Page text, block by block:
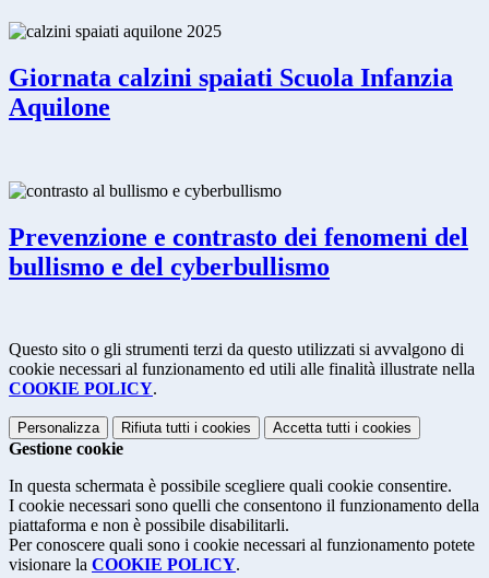
Giornata calzini spaiati Scuola Infanzia
Aquilone
Prevenzione e contrasto dei fenomeni del
bullismo e del cyberbullismo
Questo sito o gli strumenti terzi da questo utilizzati si avvalgono di
cookie necessari al funzionamento ed utili alle finalità illustrate nella
COOKIE POLICY.
Personalizza Rifiuta tutti i cookies Accetta tutti i cookies
Gestione cookie
In questa schermata è possibile scegliere quali cookie consentire.
I cookie necessari sono quelli che consentono il funzionamento della
piattaforma e non è possibile disabilitarli.
Per conoscere quali sono i cookie necessari al funzionamento potete
visionare la COOKIE POLICY.